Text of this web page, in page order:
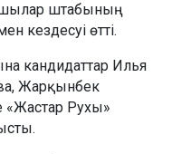
штабының
кездесуі өтті.
кандидаттар Илья
Жарқынбек
«Жастар Рухы»